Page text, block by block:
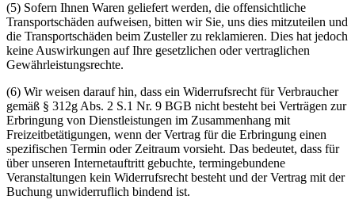
(5) Sofern Ihnen Waren geliefert werden, die offensichtliche
Transportschäden aufweisen, bitten wir Sie, uns dies mitzuteilen und
die Transportschäden beim Zusteller zu reklamieren. Dies hat jedoch
keine Auswirkungen auf Ihre gesetzlichen oder vertraglichen
Gewährleistungsrechte.
(6) Wir weisen darauf hin, dass ein Widerrufsrecht für Verbraucher
gemäß § 312g Abs. 2 S.1 Nr. 9 BGB nicht besteht bei Verträgen zur
Erbringung von Dienstleistungen im Zusammenhang mit
Freizeitbetätigungen, wenn der Vertrag für die Erbringung einen
spezifischen Termin oder Zeitraum vorsieht. Das bedeutet, dass für
über unseren Internetauftritt gebuchte, termingebundene
Veranstaltungen kein Widerrufsrecht besteht und der Vertrag mit der
Buchung unwiderruflich bindend ist.